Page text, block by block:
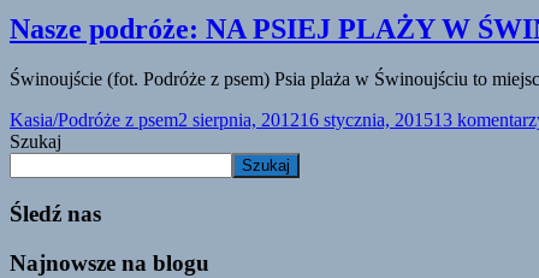
Nasze podróże: NA PSIEJ PLAŻY W
Świnoujście (fot. Podróże z psem) Psia plaża w Świnoujściu to
Kasia/Podróże z psem2 sierpnia, 201216 stycznia, 201513
Szukaj
Szukaj
Śledź nas
Najnowsze na blogu